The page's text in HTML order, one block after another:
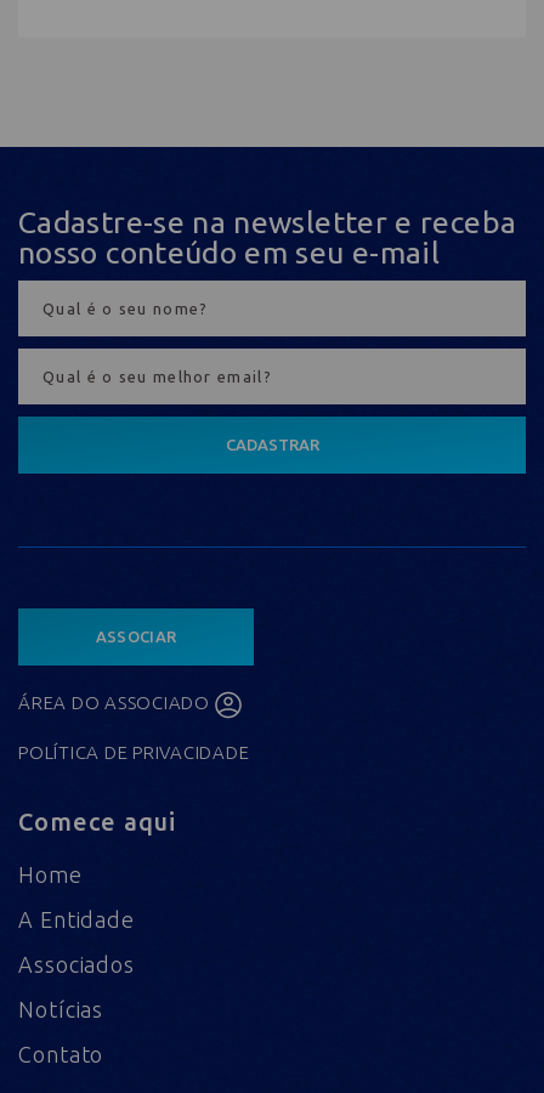
Cadastre-se na newsletter e receba
nosso conteúdo em seu e-mail
CADASTRAR
ASSOCIAR
ÁREA DO ASSOCIADO
POLÍTICA DE PRIVACIDADE
Comece aqui
Home
A Entidade
Associados
Notícias
Contato